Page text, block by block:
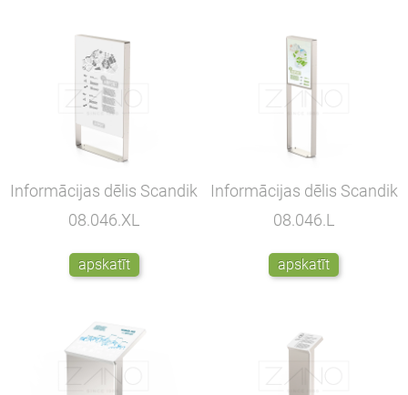
Informācijas dēlis Scandik
08.046.XL
apskatīt
Informācijas dēlis Scandik
08.046.L
apskatīt